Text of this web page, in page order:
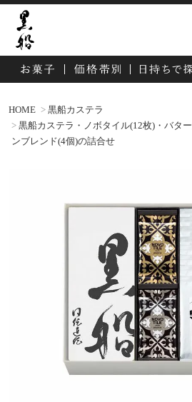
HOME
黒船カステラ
黒船カステラ・ノボタイル(12枚)・バタ
ンブレンド(4個)の詰合せ